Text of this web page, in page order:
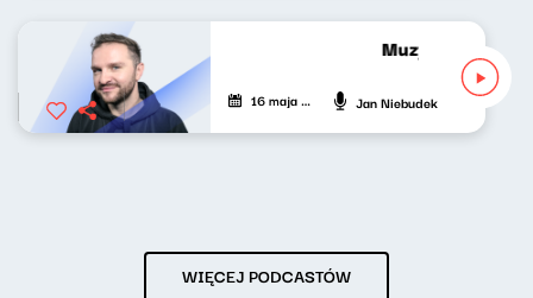
Muzyka
16 maja 2026 Jan Niebudek
WIĘCEJ PODCASTÓW